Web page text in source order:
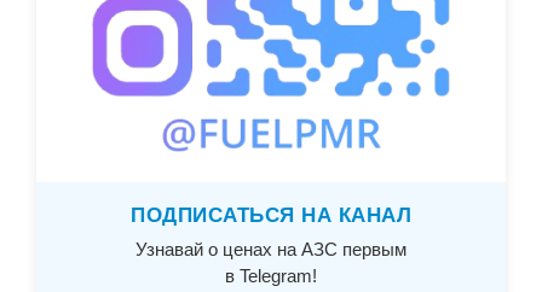
ПОДПИСАТЬСЯ НА КАНАЛ
Узнавай о ценах на АЗС первым
в Telegram!